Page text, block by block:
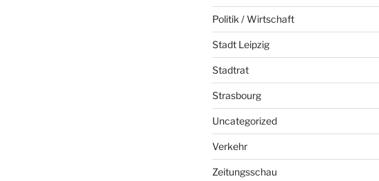
Politik / Wirtschaft
Stadt Leipzig
Stadtrat
Strasbourg
Uncategorized
Verkehr
Zeitungsschau